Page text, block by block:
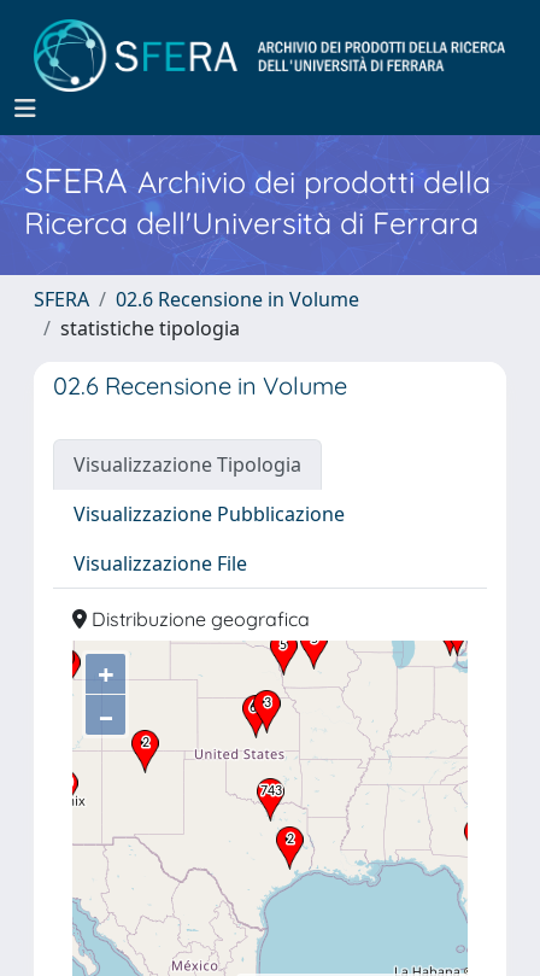
SFERA Archivio dei prodotti della
Ricerca dell'Università di Ferrara
SFERA
02.6 Recensione in Volume
statistiche tipologia
02.6 Recensione in Volume
Visualizzazione Tipologia
Visualizzazione Pubblicazione
Visualizzazione File
Distribuzione geografica
+
–